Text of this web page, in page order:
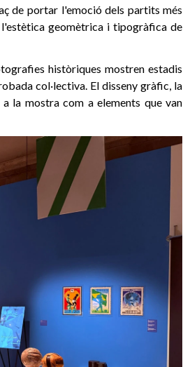
de portar l'emoció dels partits més
geomètrica i tipogràfica de
històriques mostren estadis
col·lectiva. El disseny gràfic, la
la mostra com a elements que van